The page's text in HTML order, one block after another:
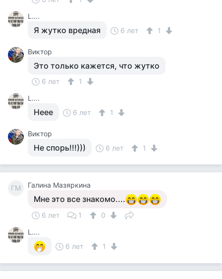
L….
Я жутко вредная 6 лет 1
Виктор
Это только кажется, что жутко
6 лет
1
L….
Неее 6 лет 1
Виктор
Не спорь!!!))) 6 лет 1
ГМ Галина Мазяркина
Мне это все знакомо....
6 лет 1
0
L….
6 лет
1